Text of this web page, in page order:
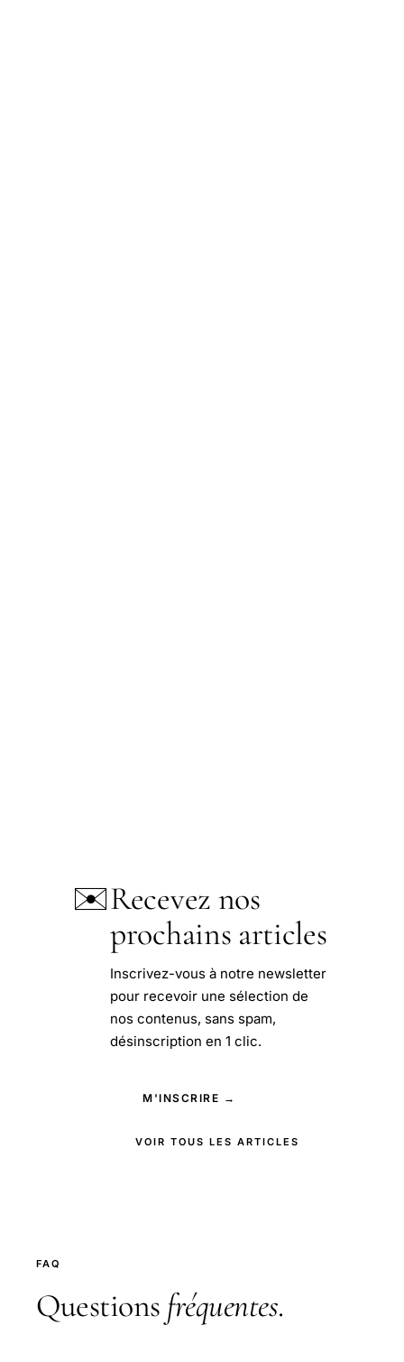
✉️Recevez nos
prochains articles
Inscrivez-vous à notre newsletter
pour recevoir une sélection de
nos contenus, sans spam,
désinscription en 1 clic.
M'INSCRIRE →
VOIR TOUS LES ARTICLES
FAQ
Questions fréquentes.